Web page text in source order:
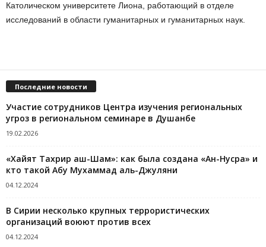
Католическом университете Лиона, работающий в отделе
исследований в области гуманитарных и гуманитарных наук.
Последние новости
Участие сотрудников Центра изучения региональных
угроз в региональном семинаре в Душанбе
19.02.2026
«Хайят Тахрир аш-Шам»: как была создана «Ан-Нусра» и
кто такой Абу Мухаммад аль-Джуляни
04.12.2024
В Сирии несколько крупных террористических
организаций воюют против всех
04.12.2024